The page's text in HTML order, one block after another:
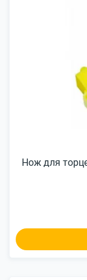
Нож для